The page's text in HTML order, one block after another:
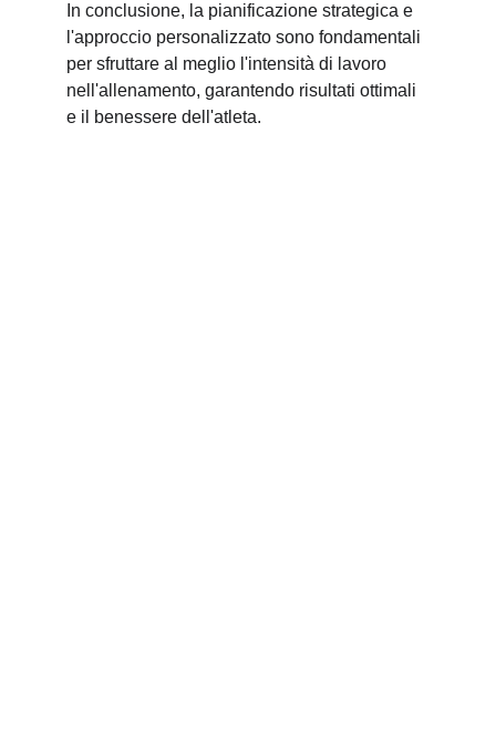
In conclusione, la pianificazione strategica e
l'approccio personalizzato sono fondamentali
per sfruttare al meglio l'intensità di lavoro
nell'allenamento, garantendo risultati ottimali
e il benessere dell'atleta.